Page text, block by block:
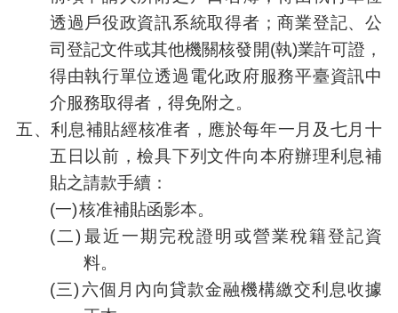
透過戶役政資訊系統取得者；商業登記、公
司登記文件或其他機關核發開(執)業許可證，
得由執行單位透過電化政府服務平臺資訊中
介服務取得者，得免附之。
五、利息補貼經核准者，應於每年一月及七月十
五日以前，檢具下列文件向本府辦理利息補
貼之請款手續：
(一)核准補貼函影本。
(二) 最近一期完稅證明或營業稅籍登記資
料。
(三) 六個月內向貸款金融機構繳交利息收據